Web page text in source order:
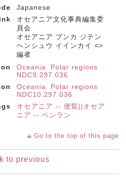
Japanese
オセアニア文化事典編集委
員会
オセアニア ブンカ ジテン
ヘンシュウ イインカイ <>
編者
Oceania. Polar regions
NDC9:297.036
Oceania. Polar regions
NDC10:297.036
オセアニア -- 便覧||オセア
ニア -- ベンラン
Go to the top of this page
to previous